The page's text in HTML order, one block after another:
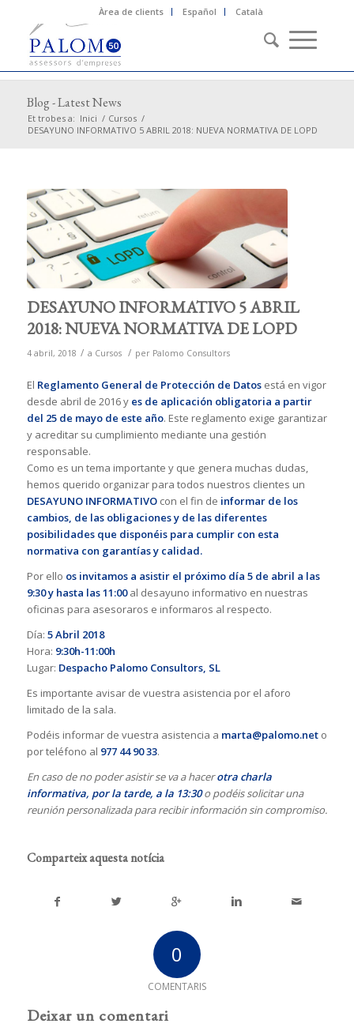
Àrea de clients Español Català
Blog - Latest News
Et trobes a: Inici / Cursos /
DESAYUNO INFORMATIVO 5 ABRIL 2018: NUEVA NORMATIVA DE LOPD
DESAYUNO INFORMATIVO 5 ABRIL
2018: NUEVA NORMATIVA DE LOPD
4 abril, 2018 / a Cursos / per Palomo Consultors
El Reglamento General de Protección de Datosestá en vigor
desde abril de 2016 y es de aplicación obligatoria a partir
del 25 de mayo de este año. Este reglamento exige garantizar
y acreditar su cumplimiento mediante una gestión
responsable.
Como es un tema importante y que genera muchas dudas,
hemos querido organizar para todos nuestros clientes un
DESAYUNO INFORMATIVOcon el fin de informar de los
cambios, de las obligaciones y de las diferentes
posibilidades que disponéis para cumplir con esta
normativa con garantías y calidad.
Por ello os invitamos a asistir el próximo día 5 de abril a las
9:30 y hasta las 11:00al desayuno informativo en nuestras
oficinas para asesoraros e informaros al respecto.
Día: 5 Abril 2018
Hora: 9:30h-11:00h
Lugar: Despacho Palomo Consultors, SL
Es importante avisar de vuestra asistencia por el aforo
limitado de la sala.
Podéis informar de vuestra asistencia a marta@palomo.neto
por teléfono al 977 44 90 33.
En caso de no poder asistir se va a hacerotra charla
informativa, por la tarde, a la 13:30o podéis solicitar una
reunión personalizada para recibir información sin compromiso.
Comparteix aquesta notícia
0
COMENTARIS
Deixar un comentari